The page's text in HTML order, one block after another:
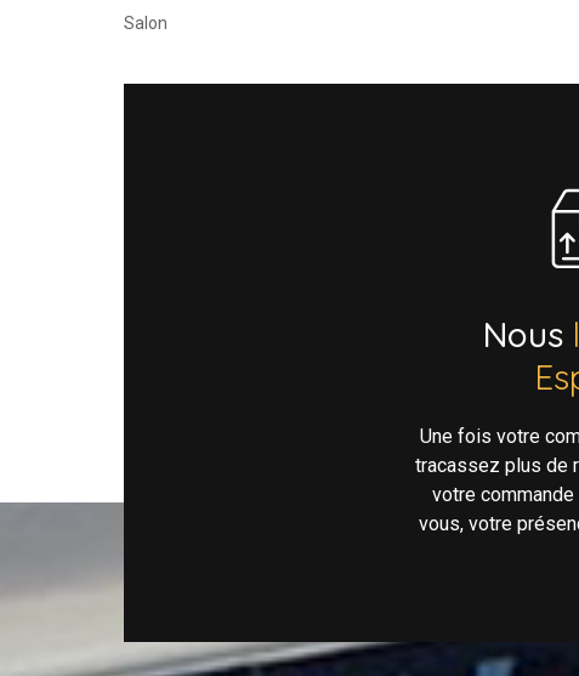
Salon
Nous
Une fois votre
tracassez plus de
votre
vous, votre